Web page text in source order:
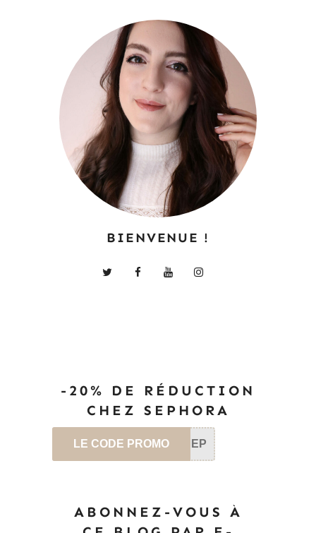
BIENVENUE !
-20% DE RÉDUCTION
CHEZ SEPHORA
LE CODE PROMO SEP
ABONNEZ-VOUS À